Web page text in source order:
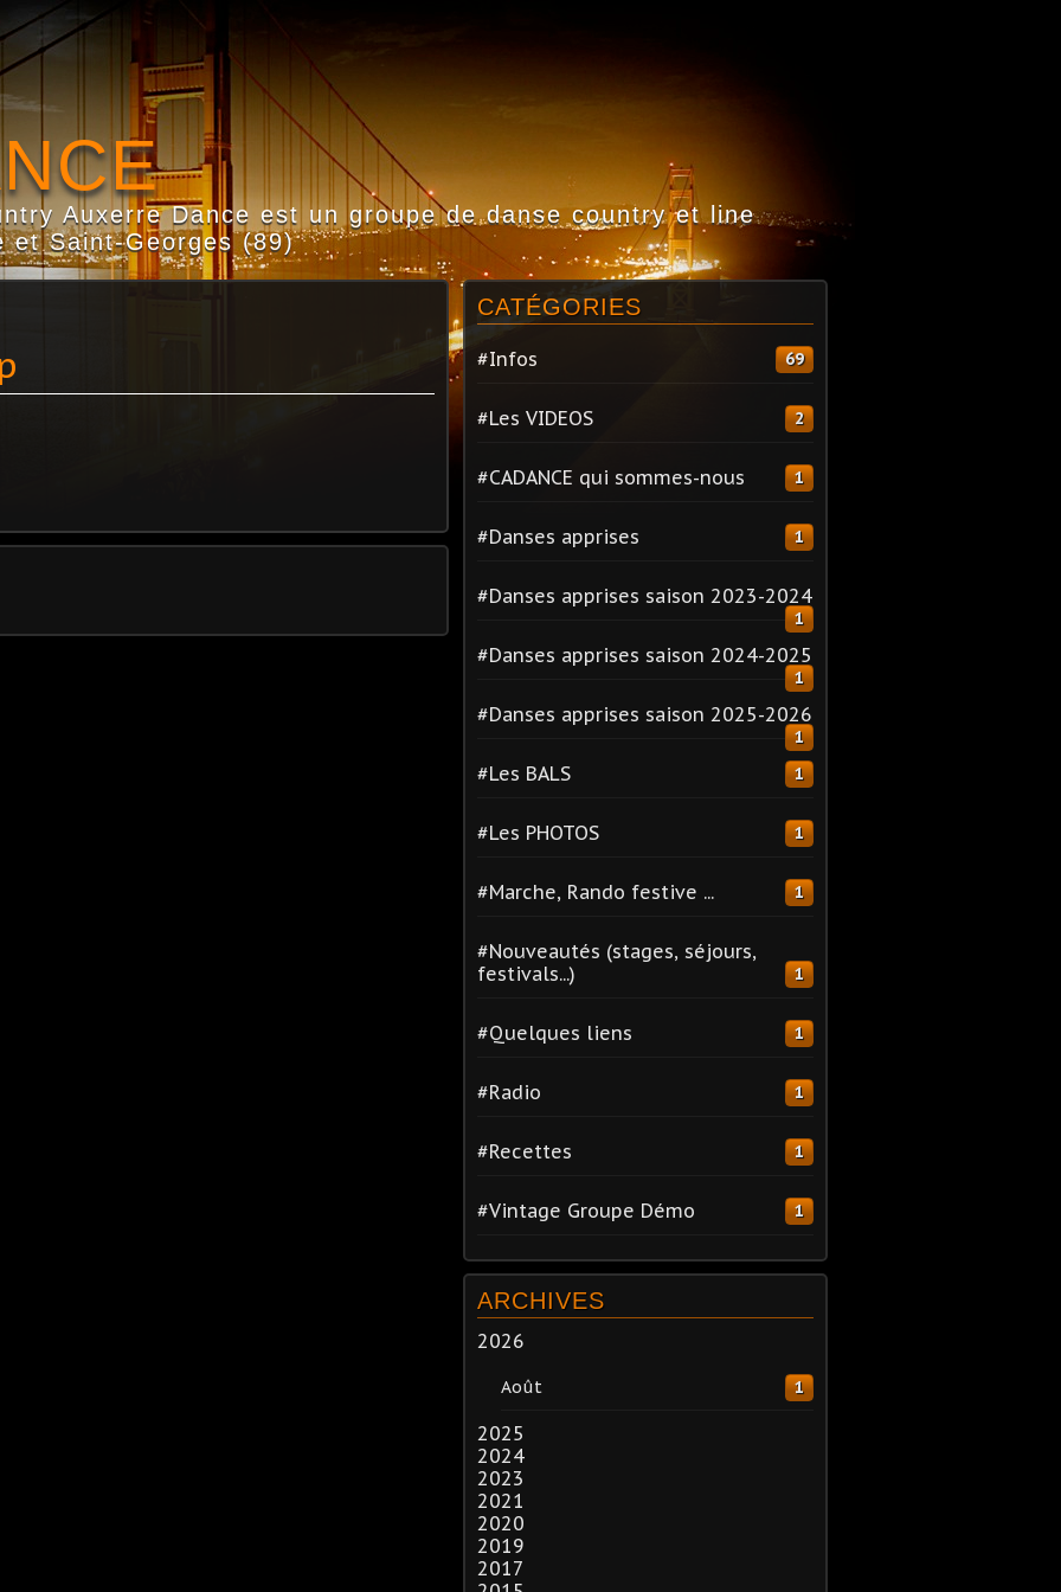
Auxerre Dance est un groupe de danse country et line
et Saint-Georges (89)
CATÉGORIES
#Infos 69
#Les VIDEOS 2
#CADANCE qui sommes-nous 1
#Danses apprises 1
#Danses apprises saison 2023-2024
1
#Danses apprises saison 2024-2025
1
#Danses apprises saison 2025-2026
1
#Les BALS 1
#Les PHOTOS 1
#Marche, Rando festive ... 1
#Nouveautés (stages, séjours,
festivals...)
1
#Quelques liens 1
#Radio 1
#Recettes 1
#Vintage Groupe Démo 1
ARCHIVES
2026
Août 1
2025
2024
2023
2021
2020
2019
2017